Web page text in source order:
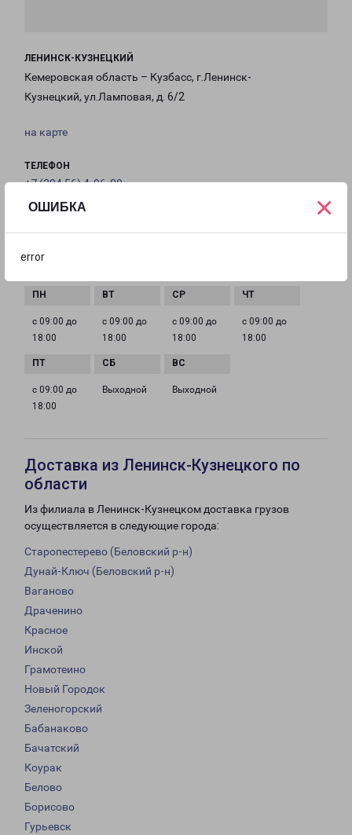
ОШИБКА
error
×
ЛЕНИНСК-КУЗНЕЦКИЙ
Кемеровская область – Кузбасс, г.Ленинск-
Кузнецкий, ул.Ламповая, д. 6/2
на карте
ТЕЛЕФОН
+7 (384 56) 4-96-09
leninsk-fr@pecom.ru
с 09:00 до
18:00
с 09:00 до
18:00
с 09:00 до
18:00
с 09:00 до
18:00
с 09:00 до
18:00
Выходной Выходной
Доставка из Ленинск-Кузнецкого по
области
Из филиала в Ленинск-Кузнецком доставка грузов
осуществляется в следующие города:
Старопестерево (Беловский р-н)
Дунай-Ключ (Беловский р-н)
Ваганово
Драченино
Красное
Инской
Грамотеино
Новый Городок
Зеленогорский
Бабанаково
Бачатский
Коурак
Белово
Борисово
Гурьевск